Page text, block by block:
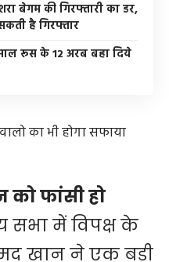
बेगम की गिरफ्तारी का डर,
है गिरफ्तार
रूस के 12 अरब बहा दिये
का भी होगा सफाया
को फांसी हो
सभा में विपक्ष के
खान ने एक बड़ी